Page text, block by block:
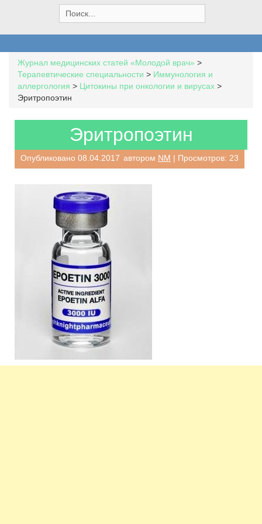
e
a
h
f
o
r
Журнал медицинских статей «Молодой врач» >
Терапевтические специальности > Иммунология и
аллергология > Цитокины при онкологии и вирусах >
Эритропоэтин
Эритропоэтин
Опубликовано 08.04.2017 автором NM | Просмотров: 23